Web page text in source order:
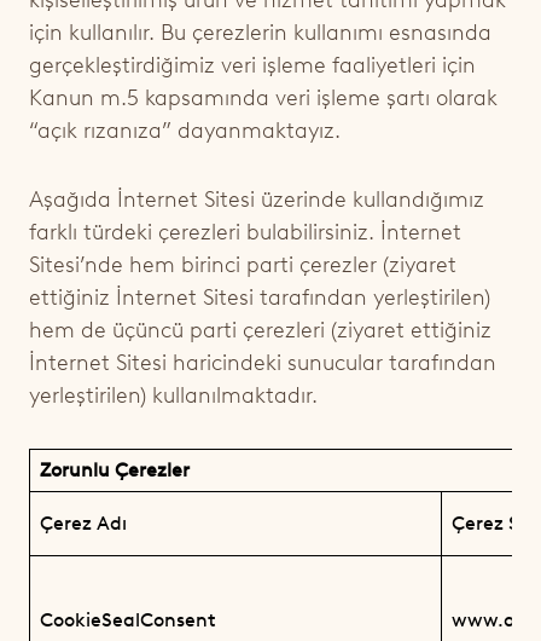
için kullanılır. Bu çerezlerin kullanımı esnasında
gerçekleştirdiğimiz veri işleme faaliyetleri için
Kanun m.5 kapsamında veri işleme şartı olarak
“açık rızanıza” dayanmaktayız.
Aşağıda İnternet Sitesi üzerinde kullandığımız
farklı türdeki çerezleri bulabilirsiniz. İnternet
Sitesi’nde hem birinci parti çerezler (ziyaret
ettiğiniz İnternet Sitesi tarafından yerleştirilen)
hem de üçüncü parti çerezleri (ziyaret ettiğiniz
İnternet Sitesi haricindeki sunucular tarafından
yerleştirilen) kullanılmaktadır.
Zorunlu Çerezler
Çerez Adı Çerez
CookieSealConsent